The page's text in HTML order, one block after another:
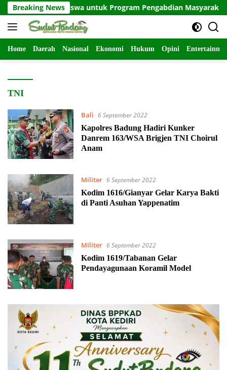
Langsung
ke
konten
Breaking News
Mahasiswa untuk Program Pengabdian Masyarakat di
Home Daerah Nasional Ekonomi Hukum Opini
TNI
Bali 6 September 2022
Kapolres Badung Hadiri Kunker
Danrem 163/WSA Brigjen TNI Choirul
Anam
Militer 6 September 2022
Kodim 1616/Gianyar Gelar Karya Bakti
di Panti Asuhan Yappenatim
Militer 6 September 2022
Kodim 1619/Tabanan Gelar
Pendayagunaan Koramil Model